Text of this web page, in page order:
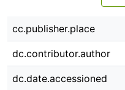
cc.publisher.place
dc.contributor.author
dc.date.accessioned